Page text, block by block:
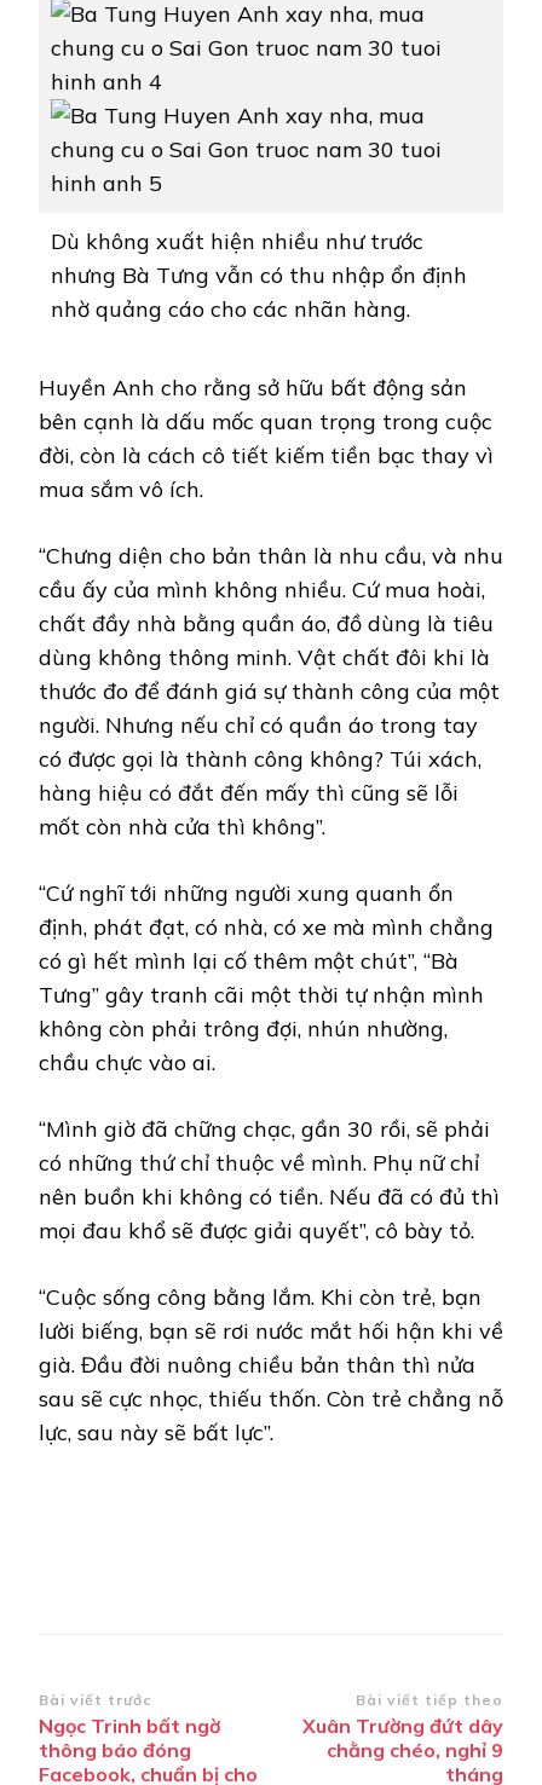
Dù không xuất hiện nhiều như trước
nhưng Bà Tưng vẫn có thu nhập ổn định
nhờ quảng cáo cho các nhãn hàng.
Huyền Anh cho rằng sở hữu bất động sản
bên cạnh là dấu mốc quan trọng trong cuộc
đời, còn là cách cô tiết kiếm tiền bạc thay vì
mua sắm vô ích.
“Chưng diện cho bản thân là nhu cầu, và nhu
cầu ấy của mình không nhiều. Cứ mua hoài,
chất đầy nhà bằng quần áo, đồ dùng là tiêu
dùng không thông minh. Vật chất đôi khi là
thước đo để đánh giá sự thành công của một
người. Nhưng nếu chỉ có quần áo trong tay
có được gọi là thành công không? Túi xách,
hàng hiệu có đắt đến mấy thì cũng sẽ lỗi
mốt còn nhà cửa thì không”.
“Cứ nghĩ tới những người xung quanh ổn
định, phát đạt, có nhà, có xe mà mình chẳng
có gì hết mình lại cố thêm một chút”, “Bà
Tưng” gây tranh cãi một thời tự nhận mình
không còn phải trông đợi, nhún nhường,
chầu chực vào ai.
“Mình giờ đã chững chạc, gần 30 rồi, sẽ phải
có những thứ chỉ thuộc về mình. Phụ nữ chỉ
nên buồn khi không có tiền. Nếu đã có đủ thì
mọi đau khổ sẽ được giải quyết”, cô bày tỏ.
“Cuộc sống công bằng lắm. Khi còn trẻ, bạn
lười biếng, bạn sẽ rơi nước mắt hối hận khi về
già. Đầu đời nuông chiều bản thân thì nửa
sau sẽ cực nhọc, thiếu thốn. Còn trẻ chẳng nỗ
lực, sau này sẽ bất lực”.
Điều
hướng
Bài viết trước
Ngọc Trinh bất ngờ
thông báo đóng
Facebook, chuẩn bị cho
Bài viết tiếp theo
Xuân Trường đứt dây
chằng chéo, nghỉ 9
tháng